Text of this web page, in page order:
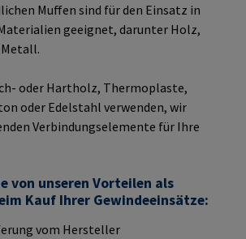
Muffen sind für den Einsatz in
geeignet, darunter Holz,
oder Hartholz, Thermoplaste,
oder Edelstahl verwenden, wir
Verbindungselemente für Ihre
von unseren Vorteilen als
Kauf Ihrer Gewindeeinsätze:
vom Hersteller